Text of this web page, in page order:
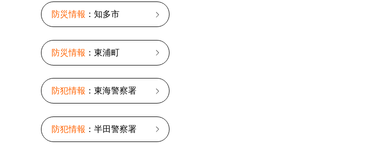
防災情報 ：知多市
防災情報 ：東浦町
防犯情報 ：東海警察署
防犯情報 ：半田警察署